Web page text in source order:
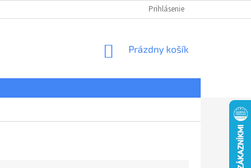
OCHRANA OSOBNÝCH ÚDAJOV REKLAMÁCIE
Prihlásenie
NÁKUPNÝ
Prázdny košík